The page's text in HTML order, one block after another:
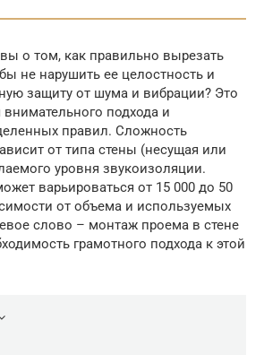
о том, как правильно вырезать
не нарушить ее целостность и
защиту от шума и вибрации? Это
подхода и
правил. Сложность
от типа стены (несущая или
уровня звукоизоляции.
варьироваться от 15 000 до 50
от объема и используемых
слово – монтаж проема в стене
грамотного подхода к этой